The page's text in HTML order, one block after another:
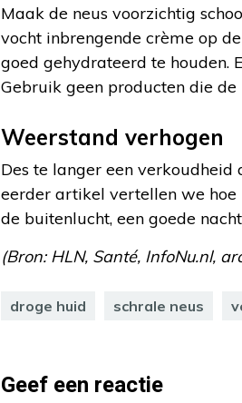
Maak de neus voorzichtig
vocht inbrengende crème op
goed gehydrateerd te houden.
Gebruik geen producten die
Weerstand verhogen
Des te langer een verkoudheid
eerder artikel vertellen we hoe
de buitenlucht, een goede
(Bron: HLN, Santé, InfoNu.nl,
droge huid schrale neus
Geef een reactie